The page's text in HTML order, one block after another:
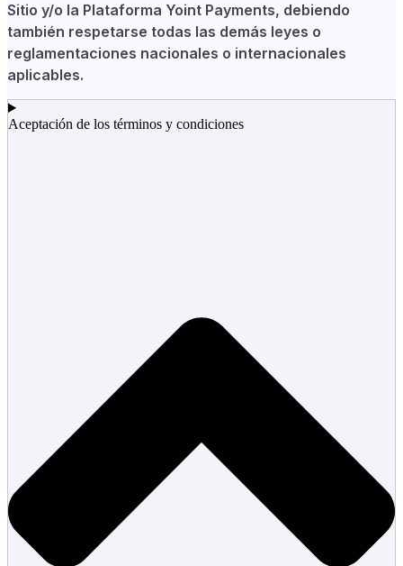
Sitio y/o la Plataforma Yoint Payments, debiendo
también respetarse todas las demás leyes o
reglamentaciones nacionales o internacionales
aplicables.
Aceptación de los términos y condiciones